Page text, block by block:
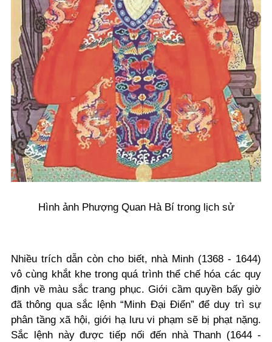
Hình ảnh Phượng Quan Hà Bí trong lịch sử
Nhiều trích dẫn còn cho biết, nhà Minh (1368 - 1644)
vô cùng khắt khe trong quá trình thể chế hóa các quy
định về màu sắc trang phục. Giới cầm quyền bấy giờ
đã thông qua sắc lệnh “Minh Đại Điển” để duy trì sự
phân tầng xã hội, giới hạ lưu vi phạm sẽ bị phạt nặng.
Sắc lệnh này được tiếp nối đến nhà Thanh (1644 -